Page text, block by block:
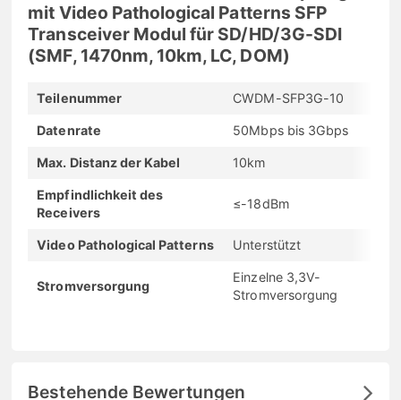
mit Video Pathological Patterns SFP
Transceiver Modul für SD/HD/3G-SDI
(SMF, 1470nm, 10km, LC, DOM)
Teilenummer CWDM-SFP3G-10
Datenrate 50Mbps bis 3Gbps
Max. Distanz der Kabel 10km
Empfindlichkeit des
Receivers
≤-18dBm
Video Pathological Patterns Unterstützt
Stromversorgung
Einzelne 3,3V-
Stromversorgung
Bestehende Bewertungen